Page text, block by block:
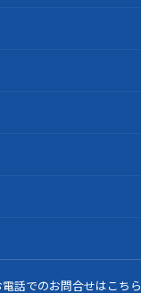
電話でのお問合せはこちら